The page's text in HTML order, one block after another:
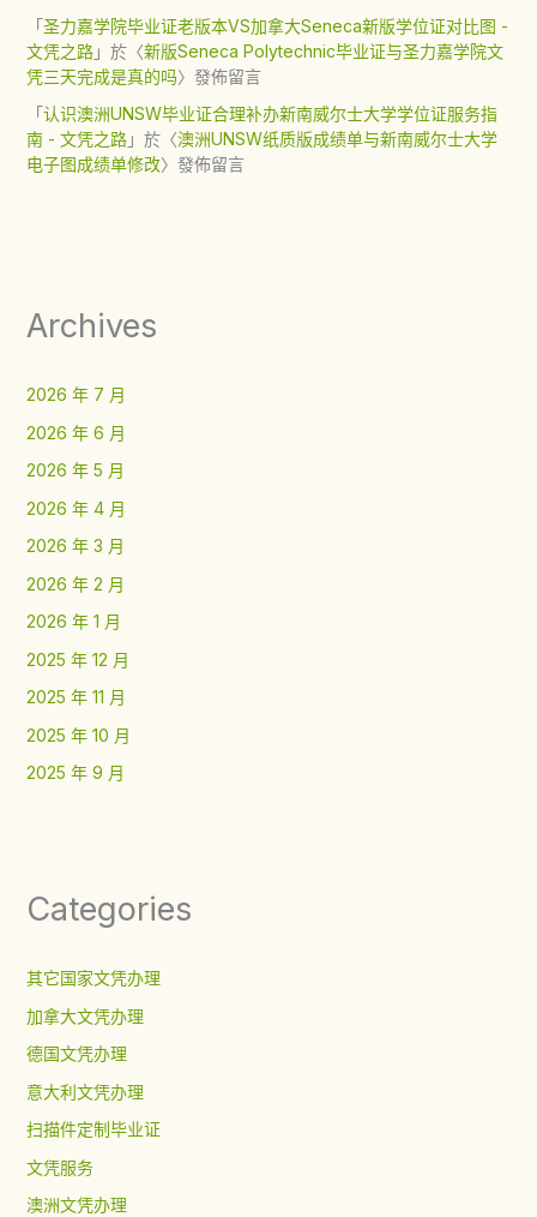
「圣力嘉学院毕业证老版本VS加拿大Seneca新版学位证对比图 -
文凭之路」於〈新版Seneca Polytechnic毕业证与圣力嘉学院文
凭三天完成是真的吗〉發佈留言
「认识澳洲UNSW毕业证合理补办新南威尔士大学学位证服务指
南 - 文凭之路」於〈澳洲UNSW纸质版成绩单与新南威尔士大学
电子图成绩单修改〉發佈留言
Archives
2026 年 7 月
2026 年 6 月
2026 年 5 月
2026 年 4 月
2026 年 3 月
2026 年 2 月
2026 年 1 月
2025 年 12 月
2025 年 11 月
2025 年 10 月
2025 年 9 月
Categories
其它国家文凭办理
加拿大文凭办理
德国文凭办理
意大利文凭办理
扫描件定制毕业证
文凭服务
澳洲文凭办理